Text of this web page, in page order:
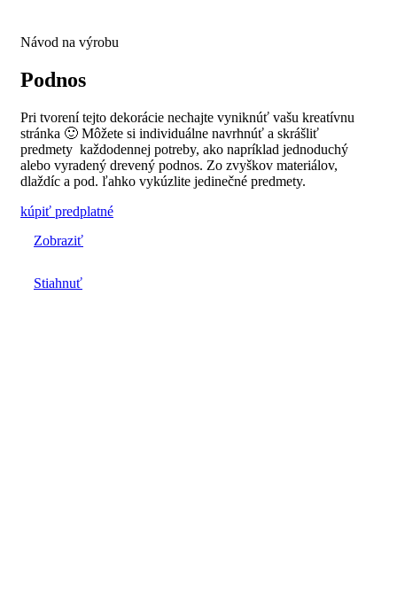
Návod na výrobu
Podnos
Pri tvorení tejto dekorácie nechajte vyniknúť vašu kreatívnu
stránka 🙂 Môžete si individuálne navrhnúť a skrášliť
predmety každodennej potreby, ako napríklad jednoduchý
alebo vyradený drevený podnos. Zo zvyškov materiálov,
dlaždíc a pod. ľahko vykúzlite jedinečné predmety.
kúpiť predplatné
Zobraziť
Stiahnuť